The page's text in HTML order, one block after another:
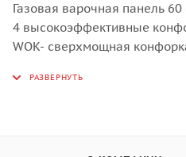
Газовая варочная панель
4 высокоэффективные
WOK- сверхмощная
газ-контроль каждой